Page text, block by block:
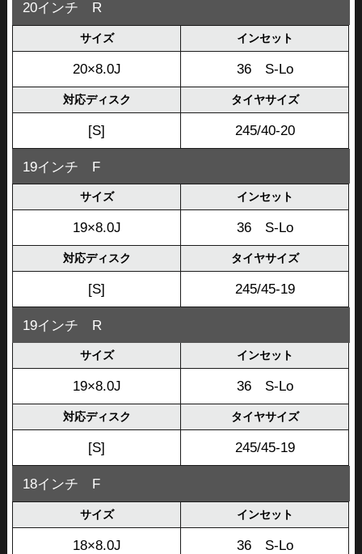
20インチ R
サイズ インセット
20×8.0J 36 S-Lo
対応ディスク タイヤサイズ
[S] 245/40-20
19インチ F
サイズ インセット
19×8.0J 36 S-Lo
対応ディスク タイヤサイズ
[S] 245/45-19
19インチ R
サイズ インセット
19×8.0J 36 S-Lo
対応ディスク タイヤサイズ
[S] 245/45-19
18インチ F
サイズ インセット
18×8.0J 36 S-Lo